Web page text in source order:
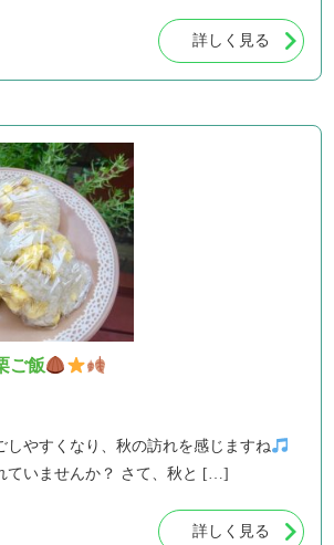
詳しく見る
ご飯
しやすくなり、秋の訪れを感じますね
ていませんか？ さて、秋と […]
詳しく見る